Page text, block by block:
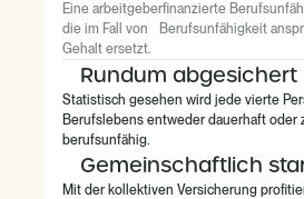
Eine arbeitgeberfinanzierte
die im Fall von Berufsunfähigkeit
Gehalt ersetzt.
Rundum abgesichert
Statistisch gesehen wird jede vierte
Berufslebens entweder dauerhaft oder
berufsunfähig.
Gemeinschaftlich
Mit der kollektiven Versicherung